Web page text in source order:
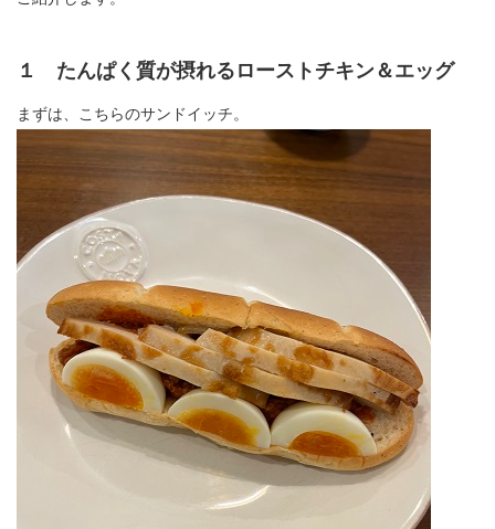
１ たんぱく質が摂れるローストチキン＆エッグ
まずは、こちらのサンドイッチ。